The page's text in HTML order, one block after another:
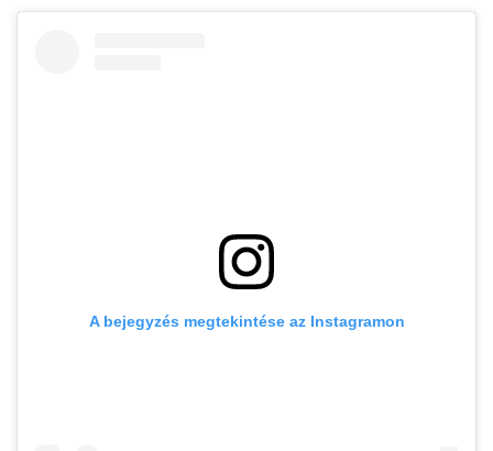
A bejegyzés megtekintése az Instagramon